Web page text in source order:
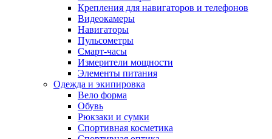
Крепления для навигаторов и телефонов
Видеокамеры
Навигаторы
Пульсометры
Смарт-часы
Измерители мощности
Элементы питания
Одежда и экипировка
Вело форма
Обувь
Рюкзаки и сумки
Спортивная косметика